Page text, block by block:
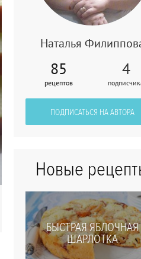
Десерт
двухслойный
Наталья
85
рецептов
4
ПОДПИСАТЬСЯ НА АВТОРА
Новые
БЫСТРАЯ ЯБЛОЧНАЯ
ШАРЛОТКА